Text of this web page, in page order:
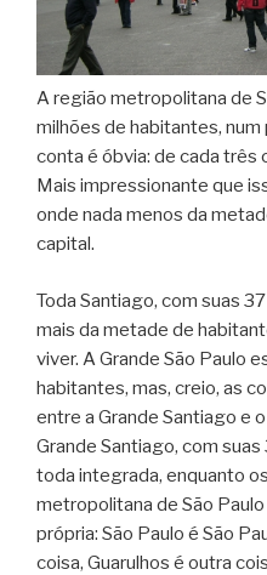
A região metropolitana de
milhões de habitantes, num
conta é óbvia: de cada três
Mais impressionante que
onde nada menos da
capital.
Toda Santiago, com suas
mais da metade de
viver. A Grande São Paulo
habitantes, mas, creio, as
entre a Grande Santiago e
Grande Santiago, com
toda integrada, enquanto
metropolitana de São
própria: São Paulo é São
coisa, Guarulhos é outra